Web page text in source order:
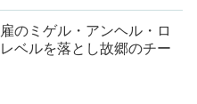
のミゲル・アンヘル・ロ
ベルを落とし故郷のチー